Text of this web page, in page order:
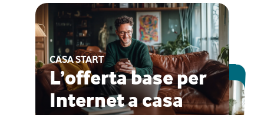
CASA START
L’offerta base per
Internet a casa
ESCLUSIVA ONLINE